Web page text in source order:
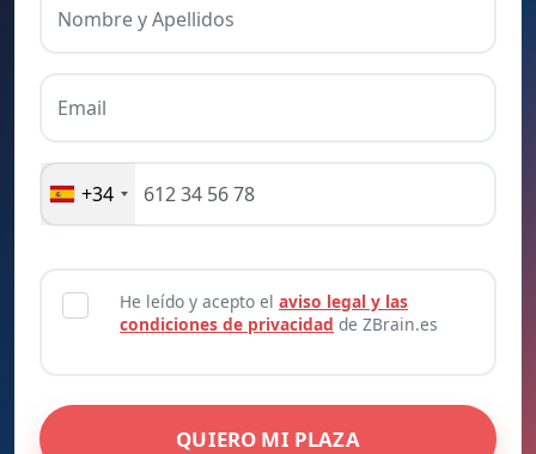
Nombre y Apellidos
Email
+34
He leído y acepto elaviso legal y las
condiciones de privacidad de ZBrain.es
QUIERO MI PLAZA